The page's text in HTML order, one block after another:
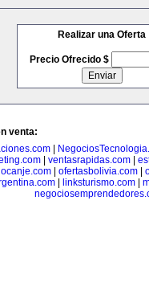
Realizar una Oferta
Precio Ofrecido $
venta:
| ventasrapidas.com|
ofertasbolivia.com
| linksturismo.com|